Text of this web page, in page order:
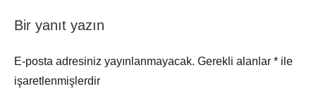
Bir yanıt yazın
E-posta adresiniz yayınlanmayacak. Gerekli alanlar * ile
işaretlenmişlerdir